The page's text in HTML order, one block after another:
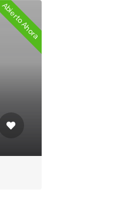
Abierto Ahora